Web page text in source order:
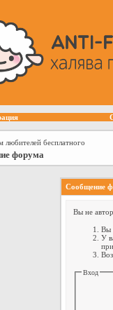
любителей бесплатного
форума
Сообщение
Вы не
Вы
У
Вход